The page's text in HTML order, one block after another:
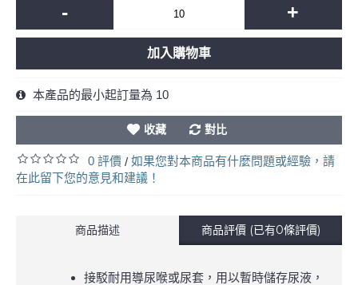
- +
加入購物車
本產品的最小起訂量為 10
收藏 對比
0 評價 / 如果您對本商品有什麼問題或經驗，請
在此留下您的意見和建議！
商品描述 商品評價 (已有0條評價)
接駁耐用導尿喉或尿套，用以暫時儲存尿液，